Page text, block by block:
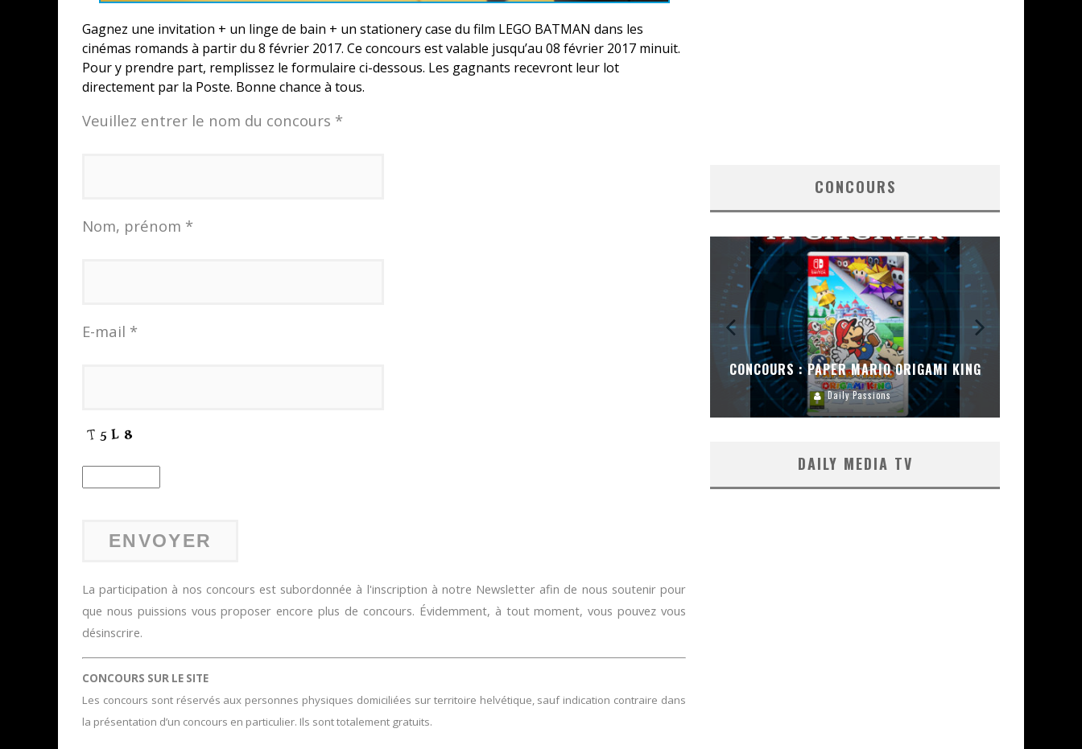
Gagnez une invitation + un linge de bain + un stationery case du film LEGO BATMAN dans les
cinémas romands à partir du 8 février 2017. Ce concours est valable jusqu’au 08 février 2017 minuit.
Pour y prendre part, remplissez le formulaire ci-dessous. Les gagnants recevront leur lot
directement par la Poste. Bonne chance à tous.
Veuillez entrer le nom du concours *
Nom, prénom *
E-mail *
La participation à nos concours est subordonnée à l'inscription à notre Newsletter afin de nous soutenir pour
que nous puissions vous proposer encore plus de concours. Évidemment, à tout moment, vous pouvez vous
désinscrire.
CONCOURS SUR LE SITE
Les concours sont réservés aux personnes physiques domiciliées sur territoire helvétique, sauf indication contraire dans
la présentation d’un concours en particulier. Ils sont totalement gratuits.
CONCOURS
CONCOURS : PAPER MARIO ORIGAMI KING
Daily Passions
DAILY MEDIA TV